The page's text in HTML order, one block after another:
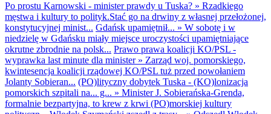
Po prostu Karnowski - minister prawdy u Tuska? » Rzadkiego
męstwa i kultury to polityk.Stać go na drwiny z własnej przełożonej,
konstytucyjnej minist... Gdańsk upamiętnił... » W sobotę i w
niedzielę w Gdańsku miały miejsce uroczystości upamiętniające
okrutne zbrodnie na polsk... Prawo prawa koalicji KO/PSL -
wyprawka last minute dla minister» Zarząd woj. pomorskiego,
kwintesencja koalicji rządowej KO/PSL tuż przed powołaniem
Jolanty Sobieran... (PO)lityczny dobytek Tuska - (KO)lonizacja
pomorskich szpitali na... g... » Minister J. Sobierańska-Grenda,
formalnie bezpartyjna, to krew z krwi (PO)morskiej kultury